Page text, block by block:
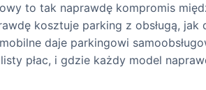
to tak naprawdę kompromis
kosztuje parking z obsługą, jak
daje parkingowi
płac, i gdzie każdy model